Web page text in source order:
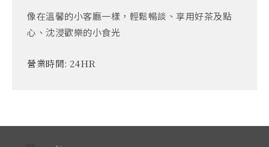
像在溫馨的小客廳一樣，輕鬆暢談、享用好茶及點
心、沈浸歡樂的小食光
營業時間: 24HR